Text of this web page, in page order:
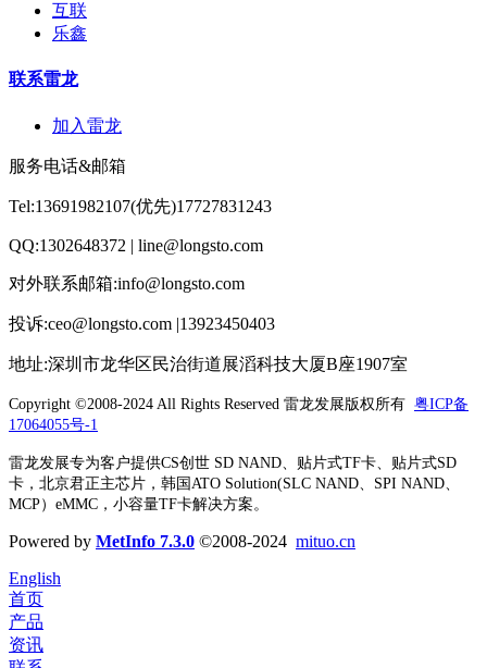
互联
乐鑫
联系雷龙
加入雷龙
服务电话&邮箱
Tel:13691982107(优先)17727831243
QQ:1302648372 | line@longsto.com
对外联系邮箱:info@longsto.com
投诉:ceo@longsto.com |13923450403
地址:深圳市龙华区民治街道展滔科技大厦B座1907室
Copyright ©2008-2024 All Rights Reserved 雷龙发展版权所有 粤ICP备
17064055号-1
雷龙发展专为客户提供CS创世 SD NAND、贴片式TF卡、贴片式SD
卡，北京君正主芯片，韩国ATO Solution(SLC NAND、SPI NAND、
MCP）eMMC，小容量TF卡解决方案。
Powered by MetInfo 7.3.0 ©2008-2024 mituo.cn
English
首页
产品
资讯